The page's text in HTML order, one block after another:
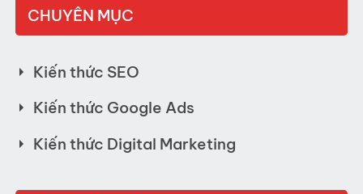
CHUYÊN MỤC
Kiến thức SEO
Kiến thức Google Ads
Kiến thức Digital Marketing